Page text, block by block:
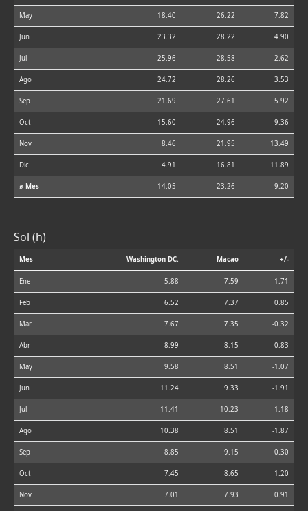
May 18.40 26.22 7.82
Jun 23.32 28.22 4.90
Jul 25.96 28.58 2.62
Ago 24.72 28.26 3.53
Sep 21.69 27.61 5.92
Oct 15.60 24.96 9.36
Nov 8.46 21.95 13.49
Dic 4.91 16.81 11.89
⌀ Mes 14.05 23.26 9.20
Sol (h)
Mes Washington DC. Macao +/-
Ene 5.88 7.59 1.71
Feb 6.52 7.37 0.85
Mar 7.67 7.35 -0.32
Abr 8.99 8.15 -0.83
May 9.58 8.51 -1.07
Jun 11.24 9.33 -1.91
Jul 11.41 10.23 -1.18
Ago 10.38 8.51 -1.87
Sep 8.85 9.15 0.30
Oct 7.45 8.65 1.20
Nov 7.01 7.93 0.91